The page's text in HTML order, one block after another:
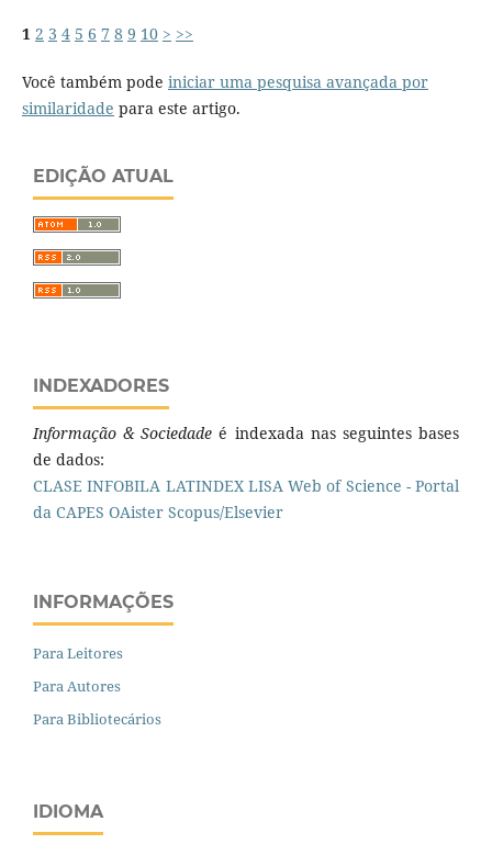
1 2 3 4 5 6 7 8 9 10 > >>
Você também pode iniciar uma pesquisa avançada por
similaridade para este artigo.
EDIÇÃO ATUAL
INDEXADORES
Informação & Sociedadeé indexada nas seguintes bases
de dados:
CLASE INFOBILA LATINDEX LISA Web of Science - Portal
da CAPES OAister Scopus/Elsevier
INFORMAÇÕES
Para Leitores
Para Autores
Para Bibliotecários
IDIOMA